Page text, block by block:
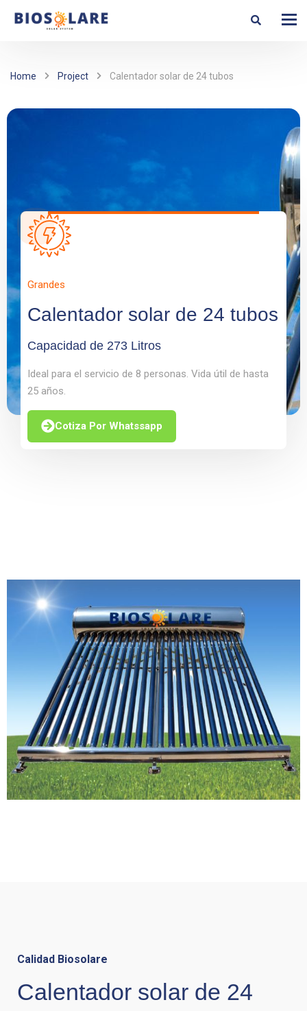
Home Project Calentador solar de 24 tubos
Grandes
Calentador solar de 24 tubos
Capacidad de 273 Litros
Ideal para el servicio de 8 personas. Vida útil de hasta
25 años.
Cotiza Por Whatssapp
Calidad Biosolare
Calentador solar de 24